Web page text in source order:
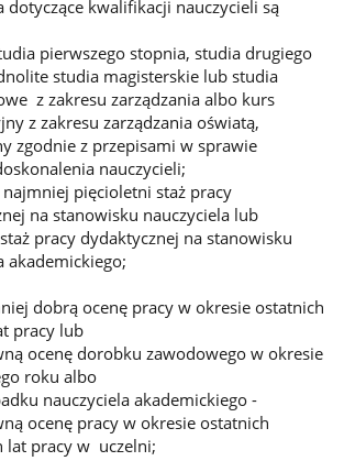
dotyczące kwalifikacji nauczycieli są
pierwszego stopnia, studia drugiego
studia magisterskie lub studia
z zakresu zarządzania albo kurs
z zakresu zarządzania oświatą,
zgodnie z przepisami w sprawie
nauczycieli;
najmniej pięcioletni staż pracy
na stanowisku nauczyciela lub
pracy dydaktycznej na stanowisku
akademickiego;
dobrą ocenę pracy w okresie ostatnich
pracy lub
ocenę dorobku zawodowego w okresie
roku albo
nauczyciela akademickiego -
ocenę pracy w okresie ostatnich
lat pracy w uczelni;